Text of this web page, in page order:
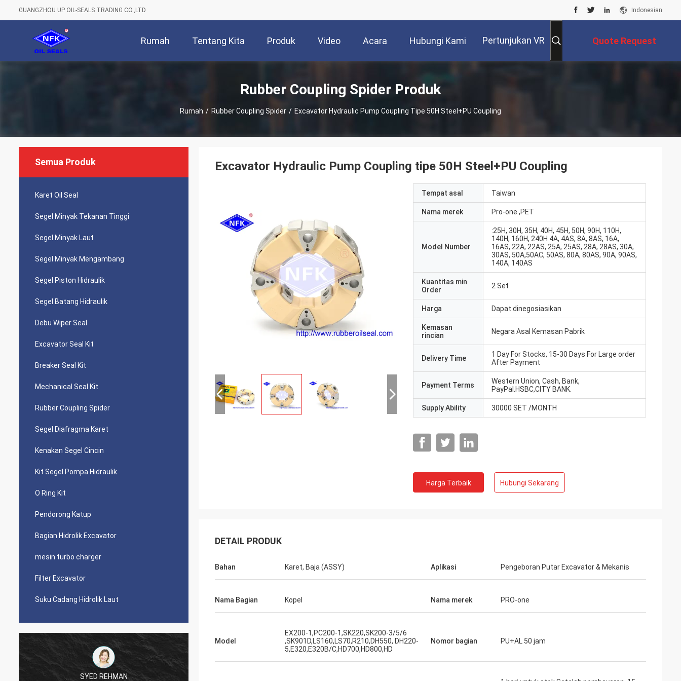
GUANGZHOU UP OIL-SEALS TRADING CO.,LTD Indonesian
Rumah Tentang Kita Produk Video Acara Hubungi Kami Pertunjukan VR Quote Request
Rubber Coupling Spider Produk
Rumah / Rubber Coupling Spider / Excavator Hydraulic Pump Coupling Tipe 50H Steel+PU Coupling
Semua Produk
Karet Oil Seal
Segel Minyak Tekanan Tinggi
Segel Minyak Laut
Segel Minyak Mengambang
Segel Piston Hidraulik
Segel Batang Hidraulik
Debu Wiper Seal
Excavator Seal Kit
Breaker Seal Kit
Mechanical Seal Kit
Rubber Coupling Spider
Segel Diafragma Karet
Kenakan Segel Cincin
Kit Segel Pompa Hidraulik
O Ring Kit
Pendorong Katup
Bagian Hidrolik Excavator
mesin turbo charger
Filter Excavator
Suku Cadang Hidrolik Laut
SYED REHMAN
Excavator Hydraulic Pump Coupling tipe 50H Steel+PU Coupling
Tempat asal Taiwan
Nama merek Pro-one ,PET
Model Number
:25H, 30H, 35H, 40H, 45H, 50H, 90H, 110H,
140H, 160H, 240H 4A, 4AS, 8A, 8AS, 16A,
16AS, 22A, 22AS, 25A, 25AS, 28A, 28AS, 30A,
30AS, 50A,50AC, 50AS, 80A, 80AS, 90A, 90AS,
140A, 140AS
Kuantitas min
Order
2 Set
Harga Dapat dinegosiasikan
Kemasan
rincian
Negara Asal Kemasan Pabrik
Delivery Time
1 Day For Stocks, 15-30 Days For Large order
After Payment
Payment Terms
Western Union, Cash, Bank,
PayPal.HSBC,CITY BANK.
Supply Ability 30000 SET /MONTH
Harga Terbaik Hubungi Sekarang
DETAIL PRODUK
Bahan Karet, Baja (ASSY) Aplikasi Pengeboran Putar Excavator & Mekanis
Nama Bagian Kopel Nama merek PRO-one
Model
EX200-1,PC200-1,SK220,SK200-3/5/6
,SK901D,LS160,LS70,R210,DH550, DH220-
5,E320,E320B/C,HD700,HD800,HD
Nomor bagian PU+AL 50 jam